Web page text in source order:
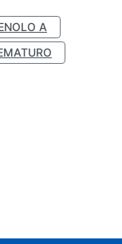
A